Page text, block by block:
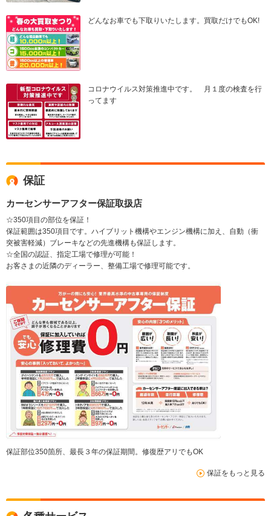
どんなお車でも下取りいたします。買取だけでもOK!
コロナウイルス対策推進中です。 月１度の検査を行
ってます
保証
カーセンサーアフター保証取扱店
☆350項目の部位を保証！
保証範囲は350項目です。ハイブリット機構やエンジン機構に加え、自動（衝
突被害軽減）ブレーキなどの先進機構も保証します。
☆全国の認証、指定工場で修理が可能！
お客さまの近隣のディーラー、整備工場で修理可能です。
保証部位350箇所、最長３年の保証期間。修復歴アリでもOK
保証をもっと見る